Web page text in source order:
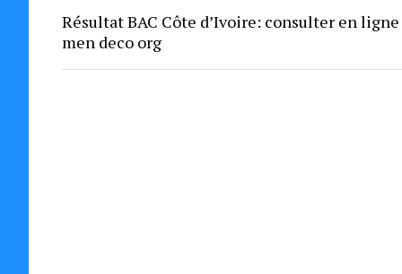
Résultat BAC Côte d’Ivoire: consulter en
men deco org